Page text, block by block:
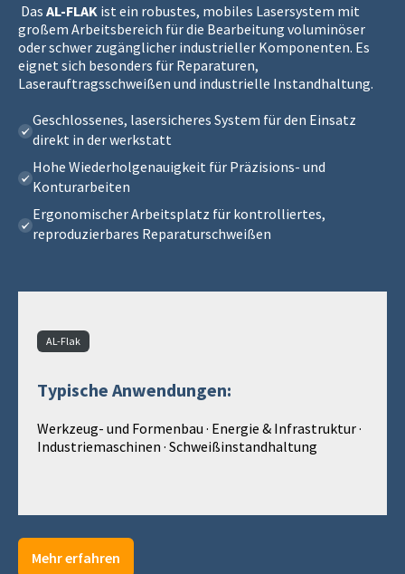
Das AL-FLAK ist ein robustes, mobiles Lasersystem mit
großem Arbeitsbereich für die Bearbeitung voluminöser
oder schwer zugänglicher industrieller Komponenten. Es
eignet sich besonders für Reparaturen,
Laserauftragsschweißen und industrielle Instandhaltung.
Geschlossenes, lasersicheres System für den Einsatz
direkt in der werkstatt
Hohe Wiederholgenauigkeit für Präzisions‑ und
Konturarbeiten
Ergonomischer Arbeitsplatz für kontrolliertes,
reproduzierbares Reparaturschweißen
AL-Flak
Typische Anwendungen:
Werkzeug- und Formenbau · Energie & Infrastruktur ·
Industriemaschinen · Schweißinstandhaltung
Mehr erfahren